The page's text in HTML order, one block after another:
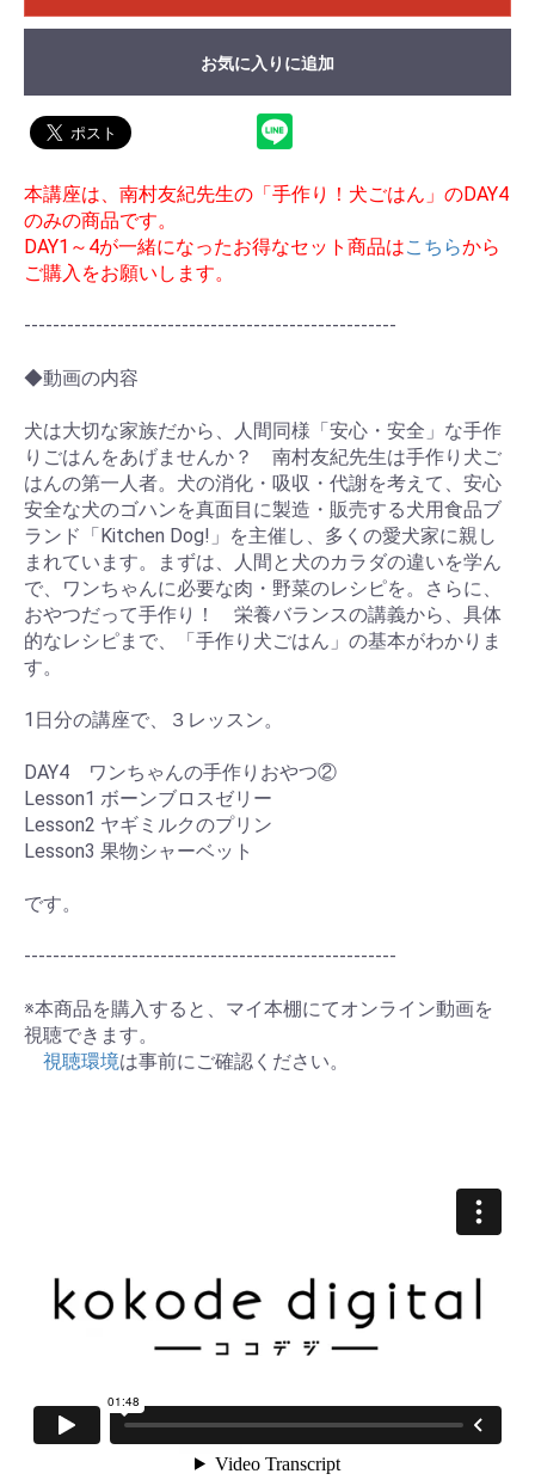
お気に入りに追加
本講座は、南村友紀先生の「手作り！犬ごはん」のDAY4
のみの商品です。
DAY1～4が一緒になったお得なセット商品はこちらから
ご購入をお願いします。
----------------------------------------------------
◆動画の内容
犬は大切な家族だから、人間同様「安心・安全」な手作
りごはんをあげませんか？ 南村友紀先生は手作り犬ご
はんの第一人者。犬の消化・吸収・代謝を考えて、安心
安全な犬のゴハンを真面目に製造・販売する犬用食品ブ
ランド「Kitchen Dog!」を主催し、多くの愛犬家に親し
まれています。まずは、人間と犬のカラダの違いを学ん
で、ワンちゃんに必要な肉・野菜のレシピを。さらに、
おやつだって手作り！ 栄養バランスの講義から、具体
的なレシピまで、「手作り犬ごはん」の基本がわかりま
す。
1日分の講座で、３レッスン。
DAY4 ワンちゃんの手作りおやつ②
Lesson1 ボーンブロスゼリー
Lesson2 ヤギミルクのプリン
Lesson3 果物シャーベット
です。
----------------------------------------------------
※本商品を購入すると、マイ本棚にてオンライン動画を
視聴できます。
視聴環境は事前にご確認ください。